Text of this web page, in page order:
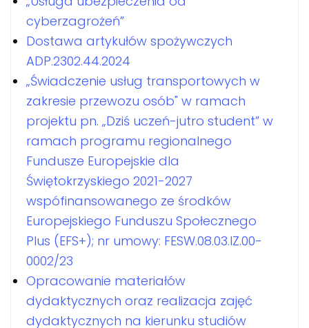
cyberzagrożeń”
Dostawa artykułów spożywczych
ADP.2302.44.2024
„Świadczenie usług transportowych w
zakresie przewozu osób" w ramach
projektu pn. „Dziś uczeń-jutro student” w
ramach programu regionalnego
Fundusze Europejskie dla
Świętokrzyskiego 2021-2027
wspófinansowanego ze środków
Europejskiego Funduszu Społecznego
Plus (EFS+); nr umowy: FESW.08.03.IZ.00-
0002/23
Opracowanie materiałów
dydaktycznych oraz realizacja zajęć
dydaktycznych na kierunku studiów